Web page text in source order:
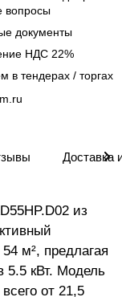
вопросы
документы
НДС 22%
в тендерах / торгах
Доставка
из
м², предлагая
5.5 кВт. Модель
от 21,5